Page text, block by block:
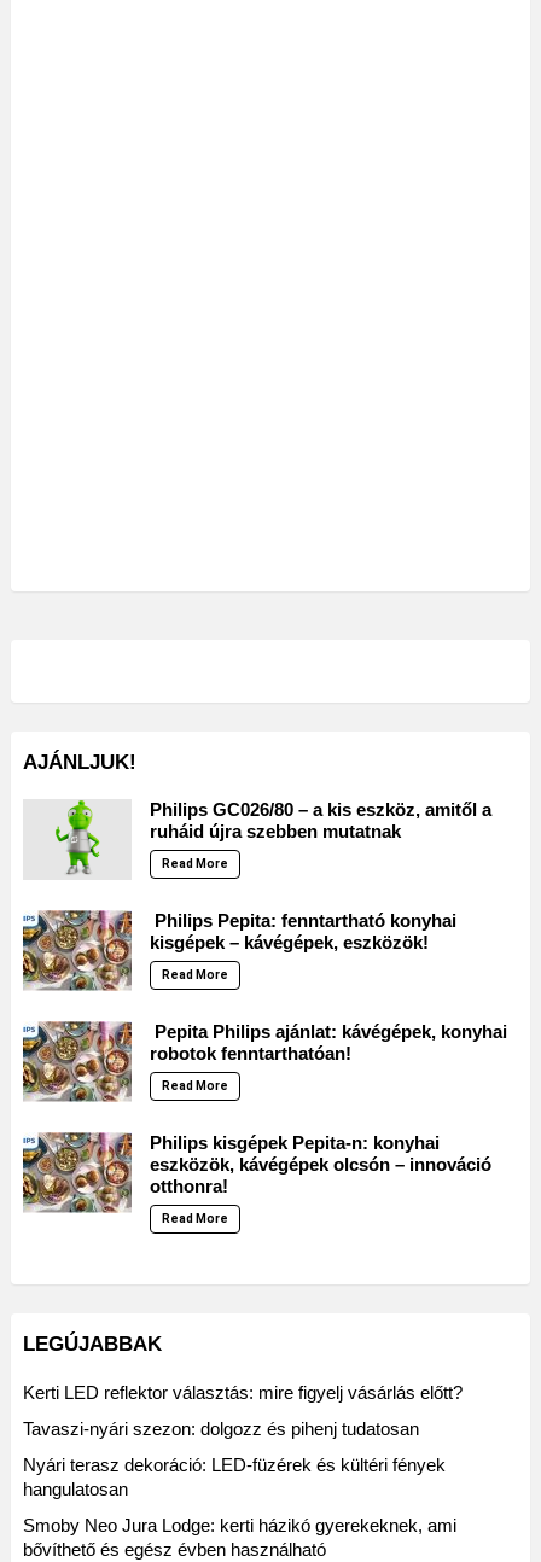
AJÁNLJUK!
Philips GC026/80 – a kis eszköz, amitől a
ruháid újra szebben mutatnak
Read More
Philips Pepita: fenntartható konyhai
kisgépek – kávégépek, eszközök!
Read More
Pepita Philips ajánlat: kávégépek, konyhai
robotok fenntarthatóan!
Read More
Philips kisgépek Pepita-n: konyhai
eszközök, kávégépek olcsón – innováció
otthonra!
Read More
LEGÚJABBAK
Kerti LED reflektor választás: mire figyelj vásárlás előtt?
Tavaszi-nyári szezon: dolgozz és pihenj tudatosan
Nyári terasz dekoráció: LED-füzérek és kültéri fények
hangulatosan
Smoby Neo Jura Lodge: kerti házikó gyerekeknek, ami
bővíthető és egész évben használható